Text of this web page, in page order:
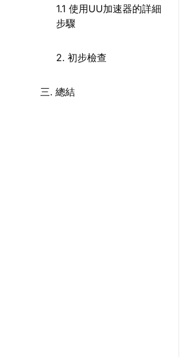
1.1 使用UU加速器的詳細
步驟
2. 初步檢查
三. 總結